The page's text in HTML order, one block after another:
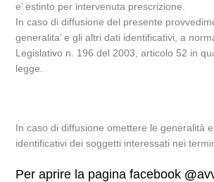
e’ estinto per intervenuta prescrizione.
In caso di diffusione del presente
generalita’ e gli altri dati identificativi, a
Legislativo n. 196 del 2003, articolo 52 in
legge.
In caso di diffusione omettere le generalità
identificativi dei soggetti interessati nei
Per aprire la pagina facebook @